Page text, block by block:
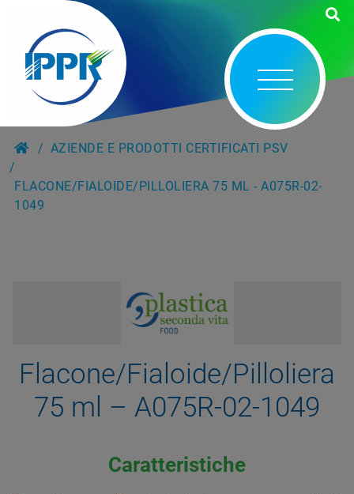
AZIENDE E PRODOTTI CERTIFICATI PSV
FLACONE/FIALOIDE/PILLOLIERA 75 ML - A075R-02-
1049
Flacone/Fialoide/Pilloliera
75 ml – A075R-02-1049
Caratteristiche